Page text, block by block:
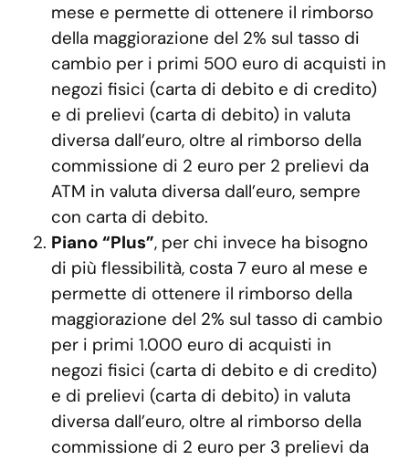
mese e permette di ottenere il rimborso
della maggiorazione del 2% sul tasso di
cambio per i primi 500 euro di acquisti in
negozi fisici (carta di debito e di credito)
e di prelievi (carta di debito) in valuta
diversa dall’euro, oltre al rimborso della
commissione di 2 euro per 2 prelievi da
ATM in valuta diversa dall’euro, sempre
con carta di debito.
Piano “Plus”, per chi invece ha bisogno
di più flessibilità, costa 7 euro al mese e
permette di ottenere il rimborso della
maggiorazione del 2% sul tasso di cambio
per i primi 1.000 euro di acquisti in
negozi fisici (carta di debito e di credito)
e di prelievi (carta di debito) in valuta
diversa dall’euro, oltre al rimborso della
commissione di 2 euro per 3 prelievi da